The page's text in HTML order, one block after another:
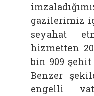
gazilerimiz
seyahat
hizmetten
bin 909 şehit
Benzer
engelli